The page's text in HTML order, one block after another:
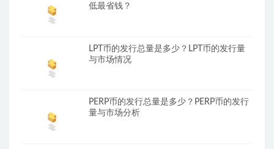
低最省钱？
LPT币的发行总量是多少？LPT币的发行量
与市场情况
PERP币的发行总量是多少？PERP币的发行
量与市场分析